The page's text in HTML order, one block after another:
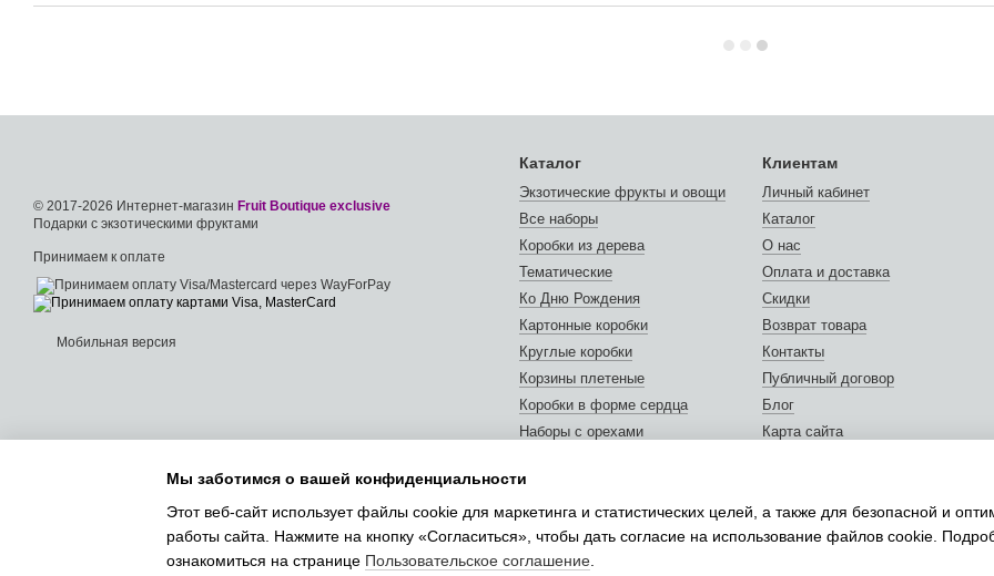
© 2017-2026 Интернет-магазин Fruit Boutique exclusive
Подарки с экзотическими фруктами
Принимаем к оплате
Мобильная версия
Каталог
Экзотические фрукты и овощи
Все наборы
Коробки из дерева
Тематические
Ко Дню Рождения
Картонные коробки
Круглые коробки
Корзины плетеные
Коробки в форме сердца
Наборы с орехами
Открытки и сертификаты
Упаковка подарков
Клиентам
Личный кабинет
Каталог
О нас
Оплата и доставка
Скидки
Возврат товара
Контакты
Публичный договор
Блог
Карта сайта
Мы в соцсетях
Мы заботимся о вашей конфиденциальности
Этот веб-сайт использует файлы cookie для маркетинга и статистических целей, а также для безопасной и
работы сайта. Нажмите на кнопку «Согласиться», чтобы дать согласие на использование файлов cookie.
ознакомиться на странице Пользовательское соглашение